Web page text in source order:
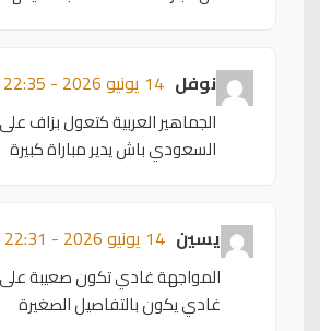
نوفل 14 يونيو 2026 - 22:35
الجماهير العربية كتعول بزاف
السعودي باش يدير مباراة كبيرة
يسين 14 يونيو 2026 - 22:31
المواجهة غادي تكون صعيبة على
غادي يكون بالتفاصيل الصغيرة